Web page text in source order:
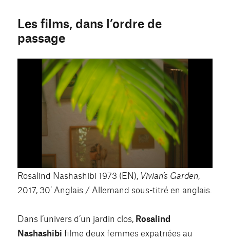
Les films, dans l’ordre de
passage
Rosalind Nashashibi 1973 (EN), Vivian’s Garden,
2017, 30’ Anglais / Allemand sous-titré en anglais.
Dans l’univers d’un jardin clos, Rosalind
Nashashibi filme deux femmes expatriées au